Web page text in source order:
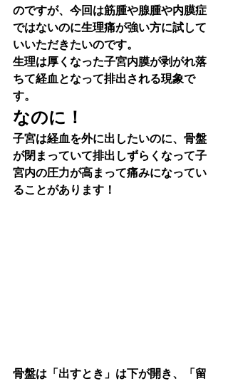
のですが、今回は筋腫や腺腫や内膜症
ではないのに生理痛が強い方に試して
いいただきたいのです。
生理は厚くなった子宮内膜が剥がれ落
ちて経血となって排出される現象で
す。
なのに！
子宮は経血を外に出したいのに、骨盤
が閉まっていて排出しずらくなって子
宮内の圧力が高まって痛みになってい
ることがあります！
骨盤は「出すとき」は下が開き、「留